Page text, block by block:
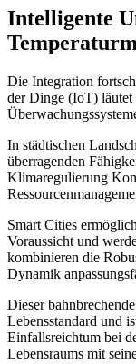
Intelligente
Die Integration
der Dinge (IoT)
In städtischen
überragenden
Klimaregulierung
Smart Cities
Voraussicht und
kombinieren die
Dynamik
Dieser
Lebensstandard und
Einfallsreichtum bei
Lebensraums mit